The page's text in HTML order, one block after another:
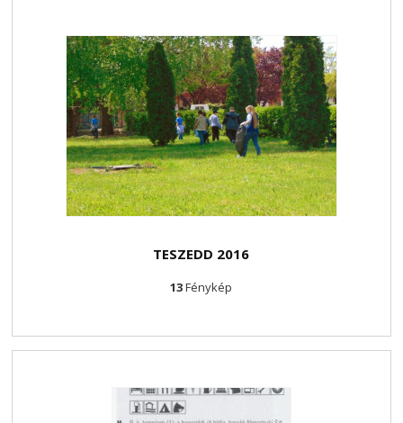
TESZEDD 2016
13Fénykép